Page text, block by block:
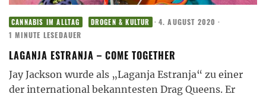
CANNABIS IM ALLTAG DROGEN & KULTUR · 4. AUGUST 2020 ·
1 MINUTE LESEDAUER
LAGANJA ESTRANJA – COME TOGETHER
Jay Jackson wurde als „Laganja Estranja“ zu einer
der international bekanntesten Drag Queens. Er